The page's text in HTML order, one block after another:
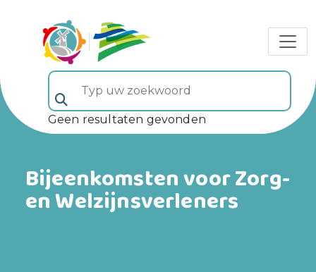
Typ uw zoekwoord (veld 5)
Geen resultaten gevonden
Bijeenkomsten voor Zorg-
en Welzijnsverleners